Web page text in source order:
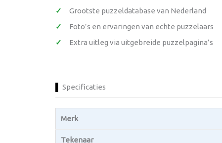
Grootste puzzeldatabase van Nederland
Foto’s en ervaringen van echte puzzelaars
Extra uitleg via uitgebreide puzzelpagina’s
Specificaties
Merk
Tekenaar